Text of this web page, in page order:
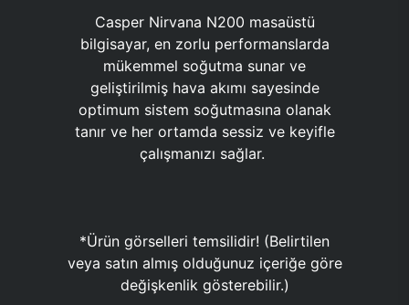
Casper Nirvana N200 masaüstü
bilgisayar, en zorlu performanslarda
mükemmel soğutma sunar ve
geliştirilmiş hava akımı sayesinde
optimum sistem soğutmasına olanak
tanır ve her ortamda sessiz ve keyifle
çalışmanızı sağlar.
*Ürün görselleri temsilidir! (Belirtilen
veya satın almış olduğunuz içeriğe göre
değişkenlik gösterebilir.)